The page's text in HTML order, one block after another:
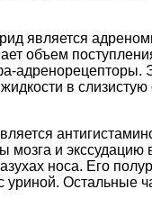
является
объем
адренорецепторы.
в слизистую
мозга и экссудацию
носа. Его
уриной. Остальные